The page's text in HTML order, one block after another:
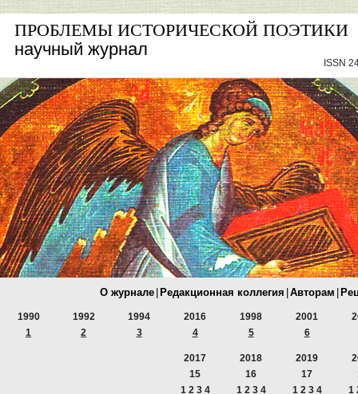
ПРОБЛЕМЫ ИСТОРИЧЕСКОЙ ПОЭТИКИ
научный журнал
ISSN
О журнале Редакционная коллегия Авторам
1990
1
1992
2
1994
3
2016
4
1998
5
2001
6
2017
15
1 2 3 4
2018
16
1 2 3 4
2019
17
1 2 3 4
1